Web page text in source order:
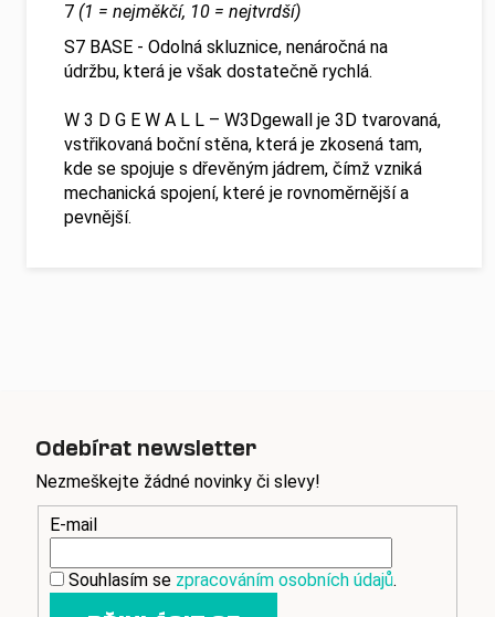
7 (1 = nejměkčí, 10 = nejtvrdší)
S7 BASE - Odolná skluznice, nenáročná na
údržbu, která je však dostatečně rychlá.
W 3 D G E W A L L – W3Dgewall je 3D tvarovaná,
vstřikovaná boční stěna, která je zkosená tam,
kde se spojuje s dřevěným jádrem, čímž vzniká
mechanická spojení, které je rovnoměrnější a
pevnější.
Odebírat newsletter
Nezmeškejte žádné novinky či slevy!
E-mail
Souhlasím se zpracováním osobních údajů.